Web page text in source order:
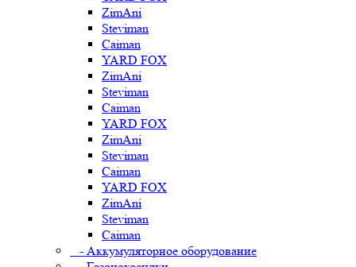
ZimAni
Steviman
Caiman
YARD FOX
ZimAni
Steviman
Caiman
YARD FOX
ZimAni
Steviman
Caiman
YARD FOX
ZimAni
Steviman
Caiman
- Аккумуляторное оборудование